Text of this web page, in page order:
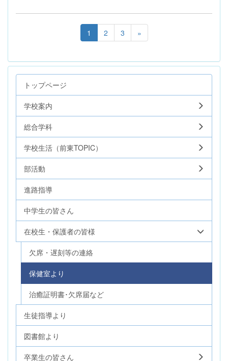
1 2 3 »
トップページ
学校案内
総合学科
学校生活（前東TOPIC）
部活動
進路指導
中学生の皆さん
在校生・保護者の皆様
欠席・遅刻等の連絡
保健室より
治癒証明書･欠席届など
生徒指導より
図書館より
卒業生の皆さん